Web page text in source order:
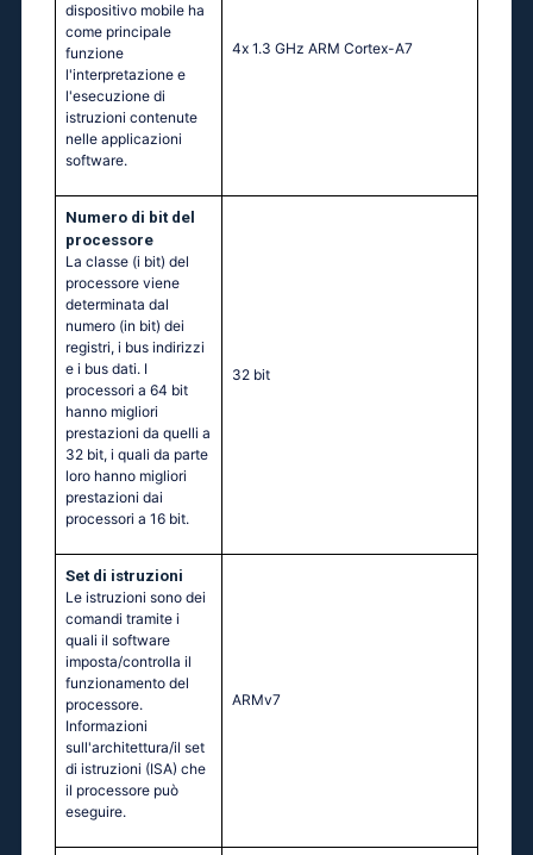
dispositivo mobile ha
come principale
funzione
l'interpretazione e
l'esecuzione di
istruzioni contenute
nelle applicazioni
software.
4х 1.3 GНz АRМ Соrtех-А7
Numero di bit del
processore
La classe (i bit) del
processore viene
determinata dal
numero (in bit) dei
registri, i bus indirizzi
e i bus dati. I
processori a 64 bit
hanno migliori
prestazioni da quelli a
32 bit, i quali da parte
loro hanno migliori
prestazioni dai
processori a 16 bit.
32 bit
Set di istruzioni
Le istruzioni sono dei
comandi tramite i
quali il software
imposta/controlla il
funzionamento del
processore.
Informazioni
sull'architettura/il set
di istruzioni (ISA) che
il processore può
eseguire.
ARMv7